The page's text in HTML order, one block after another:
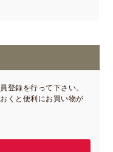
登録を行って下さい。
くと便利にお買い物が